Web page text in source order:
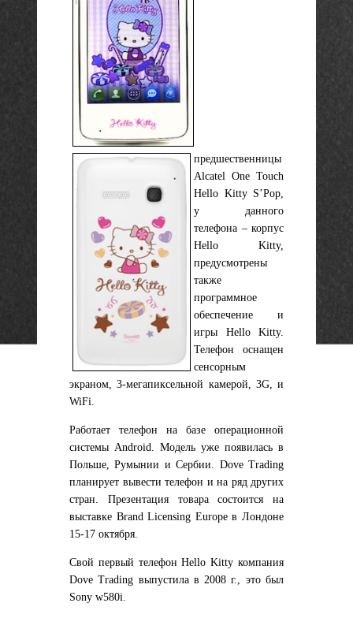
предшественницы
Alcatel One Touch
Hello Kitty S’Pop,
у данного
телефона – корпус
Hello Kitty,
предусмотрены
также
программное
обеспечение и
игры Hello Kitty.
Телефон оснащен
сенсорным
экраном, 3-мегапиксельной камерой, 3G, и
WiFi.
Работает телефон на базе операционной
системы Android. Модель уже появилась в
Польше, Румынии и Сербии. Dove Trading
планирует вывести телефон и на ряд других
стран. Презентация товара состоится на
выставке Brand Licensing Europe в Лондоне
15-17 октября.
Свой первый телефон Hello Kitty компания
Dove Trading выпустила в 2008 г., это был
Sony w580i.